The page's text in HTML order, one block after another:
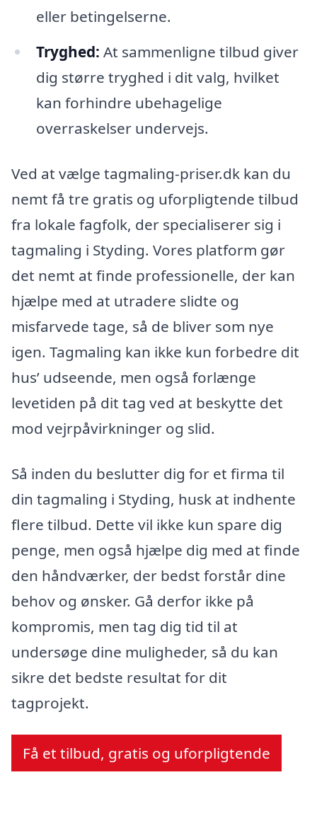
eller betingelserne.
Tryghed: At sammenligne tilbud giver
dig større tryghed i dit valg, hvilket
kan forhindre ubehagelige
overraskelser undervejs.
Ved at vælge tagmaling-priser.dk kan du
nemt få tre gratis og uforpligtende tilbud
fra lokale fagfolk, der specialiserer sig i
tagmaling i Styding. Vores platform gør
det nemt at finde professionelle, der kan
hjælpe med at utradere slidte og
misfarvede tage, så de bliver som nye
igen. Tagmaling kan ikke kun forbedre dit
hus’ udseende, men også forlænge
levetiden på dit tag ved at beskytte det
mod vejrpåvirkninger og slid.
Så inden du beslutter dig for et firma til
din tagmaling i Styding, husk at indhente
flere tilbud. Dette vil ikke kun spare dig
penge, men også hjælpe dig med at finde
den håndværker, der bedst forstår dine
behov og ønsker. Gå derfor ikke på
kompromis, men tag dig tid til at
undersøge dine muligheder, så du kan
sikre det bedste resultat for dit
tagprojekt.
Få et tilbud, gratis og uforpligtende